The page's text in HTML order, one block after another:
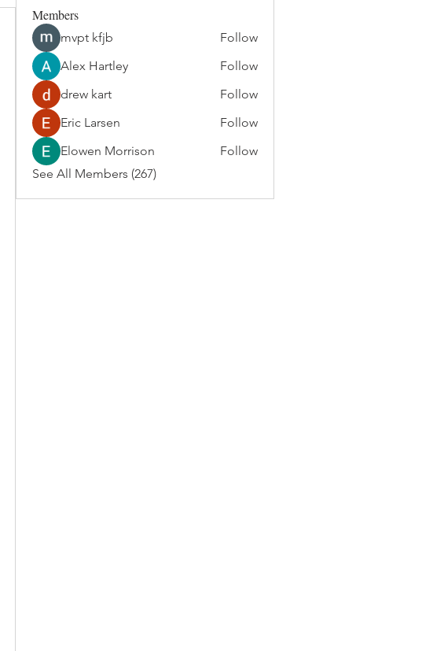
Members
mvpt kfjb
Follow
Alex Hartley
Follow
drew kart
Follow
Eric Larsen
Follow
Elowen Morrison
Follow
See All Members (267)